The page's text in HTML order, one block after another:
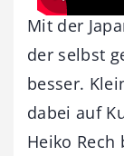
Mit der
der selbst
besser.
dabei auf
Heiko Rech